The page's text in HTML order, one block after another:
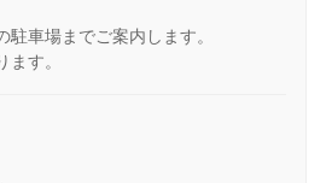
車場までご案内します。
す。